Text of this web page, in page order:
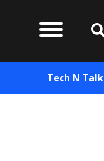
Tech N Talk